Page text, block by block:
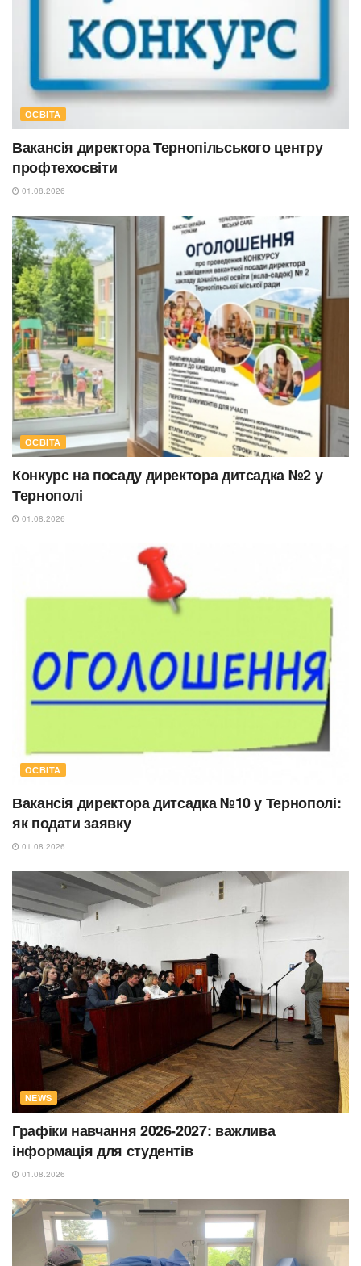
ОСВІТА
Вакансія директора Тернопільського центру
профтехосвіти
01.08.2026
ОСВІТА
Конкурс на посаду директора дитсадка №2 у
Тернополі
01.08.2026
ОСВІТА
Вакансія директора дитсадка №10 у Тернополі:
як подати заявку
01.08.2026
NEWS
Графіки навчання 2026-2027: важлива
інформація для студентів
01.08.2026